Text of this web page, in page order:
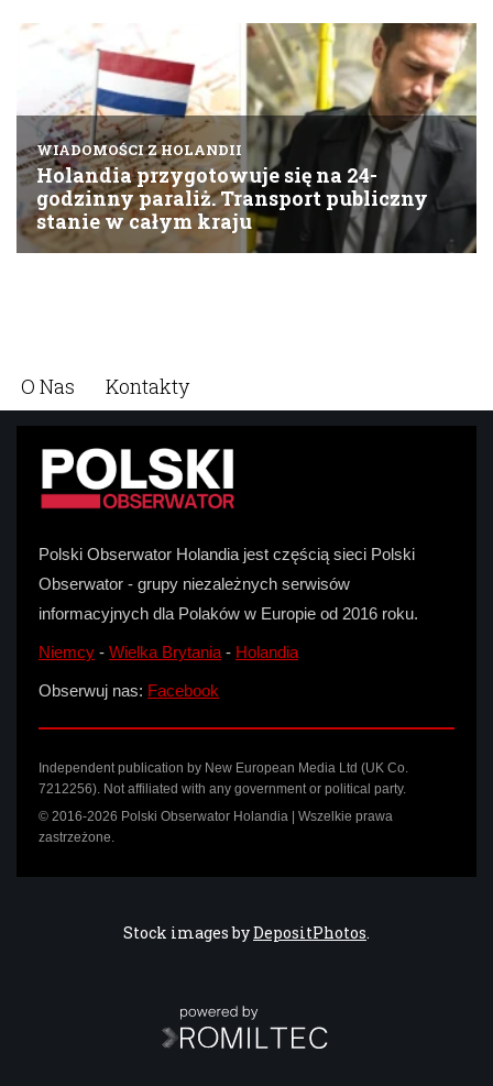
O Nas Kontakty
Polski Obserwator Holandia jest częścią sieci Polski
Obserwator - grupy niezależnych serwisów
informacyjnych dla Polaków w Europie od 2016 roku.
Niemcy - Wielka Brytania- Holandia
Obserwuj nas: Facebook
Independent publication by New European Media Ltd (UK Co.
7212256). Not affiliated with any government or political party.
© 2016-2026 Polski Obserwator Holandia | Wszelkie prawa
zastrzeżone.
Stock images byDepositPhotos.